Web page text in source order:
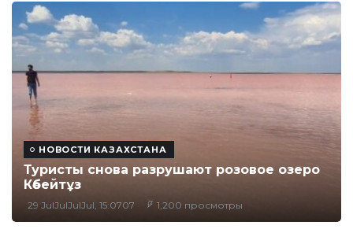
НОВОСТИ КАЗАХСТАНА
Туристы снова разрушают розовое озеро
Көбейтұз
29 JulJulJulJul, 15:0707 1,200 просмотры